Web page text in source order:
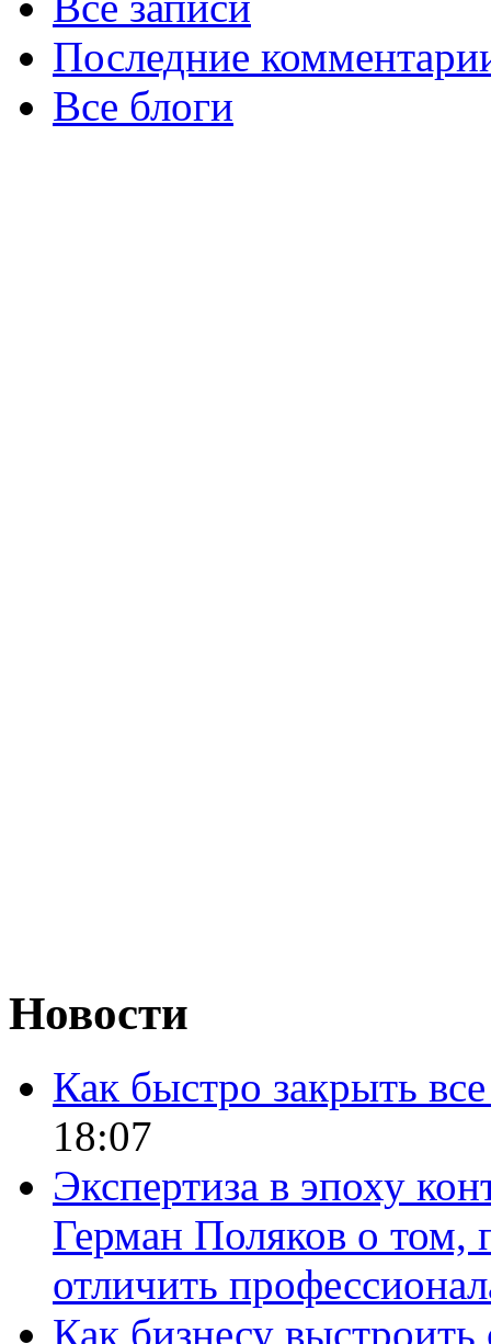
Последние
Все блоги
Новости
Как быстро закрыть
18:07
Экспертиза в эпоху
Герман Поляков о том,
отличить
Как бизнесу